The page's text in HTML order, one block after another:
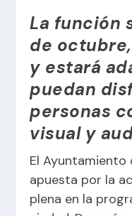
La función
de
y estará
puedan
personas
visual y
El Ayuntamiento
apuesta por la
plena en la